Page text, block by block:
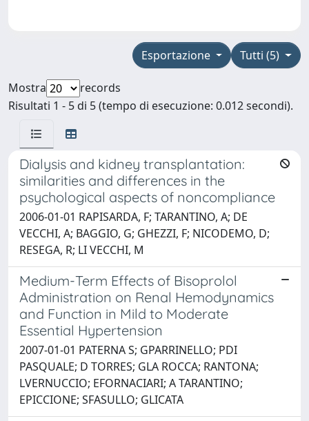
Tutti (5)
Esportazione
Mostra
records
Risultati 1 - 5 di 5 (tempo di esecuzione: 0.012 secondi).
Dialysis and kidney transplantation:
similarities and differences in the
psychological aspects of noncompliance
2006-01-01 RAPISARDA, F; TARANTINO, A; DE
VECCHI, A; BAGGIO, G; GHEZZI, F; NICODEMO, D;
RESEGA, R; LI VECCHI, M
Medium-Term Effects of Bisoprolol
Administration on Renal Hemodynamics
and Function in Mild to Moderate
Essential Hypertension
2007-01-01 PATERNA S; GPARRINELLO; PDI
PASQUALE; D TORRES; GLA ROCCA; RANTONA;
LVERNUCCIO; EFORNACIARI; A TARANTINO;
EPICCIONE; SFASULLO; GLICATA